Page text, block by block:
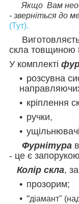
Якщо Вам
- зверніться до
(Тут).
скла товщиною
У комплекті
розсувна
направляючих
кріплення
ручки,
Фурнітура
- це є запорукою
Колір скла,
прозорим;
"діамант"